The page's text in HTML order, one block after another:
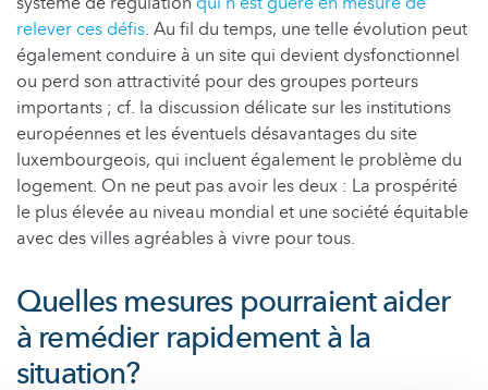
relever ces défis. Au fil du temps, une telle évolution peut
également conduire à un site qui devient dysfonctionnel
ou perd son attractivité pour des groupes porteurs
importants ; cf. la discussion délicate sur les institutions
européennes et les éventuels désavantages du site
luxembourgeois, qui incluent également le problème du
logement. On ne peut pas avoir les deux : La prospérité
le plus élevée au niveau mondial et une société équitable
avec des villes agréables à vivre pour tous.
Quelles mesures pourraient aider
à remédier rapidement à la
situation?